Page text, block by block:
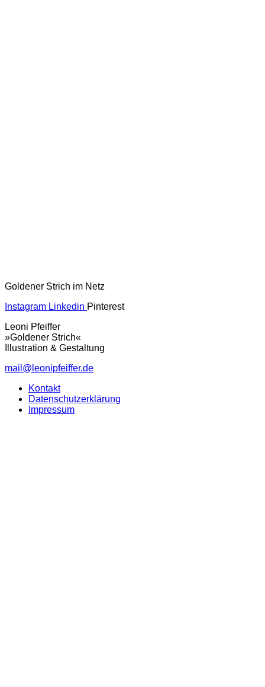
Goldener Strich im Netz
Instagram Linkedin Pinterest
Leoni Pfeiffer
»Goldener Strich«
Illustration & Gestaltung
mail@leonipfeiffer.de
Kontakt
Datenschutzerklärung
Impressum